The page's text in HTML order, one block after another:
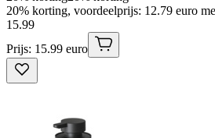
20% korting, voordeelprijs: 12.79 euro
15.99
Prijs: 15.99 euro